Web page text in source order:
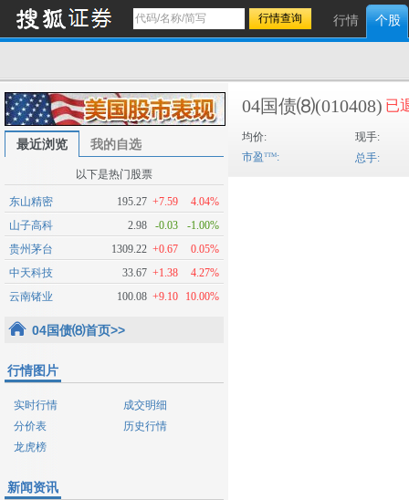
行情 个股
最近浏览 我的自选
以下是热门股票
东山精密 195.27 +7.59
4.04%
山子高科
2.98 -0.03
-1.00%
贵州茅台
1309.22 +0.67
0.05%
中天科技
33.67 +1.38
4.27%
云南锗业
100.08 +9.10 10.00%
04国债⑻首页>>
行情图片
实时行情
成交明细
分价表
历史行情
龙虎榜
新闻资讯
04国债⑻(010408) 已
均价:
现手:
市盈
: 总手: